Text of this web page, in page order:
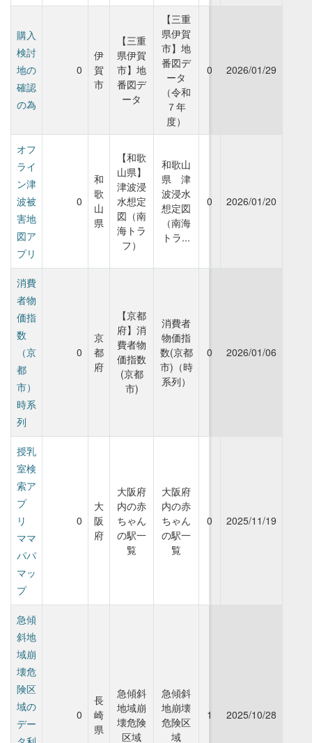
購入
検討
地の
確認
の為
0
伊
賀
市
【三重
県伊賀
市】地
番図デ
ータ
【三重
県伊賀
市】地
番図デ
ータ
（令和
７年
度）
0 2026/01/29
オフ
ライ
ン津
波被
害地
図ア
プリ
0
和
歌
山
県
【和歌
山県】
津波浸
水想定
図（南
海トラ
フ）
和歌山
県 津
波浸水
想定図
（南海
トラ...
0 2026/01/20
消費
者物
価指
数
（京
都
市）
時系
列
0
京
都
府
【京都
府】消
費者物
価指数
(京都
市)
消費者
物価指
数(京都
市)（時
系列）
0 2026/01/06
授乳
室検
索ア
プ
リ
ママ
パパ
マッ
プ
0
大
阪
府
大阪府
内の赤
ちゃん
の駅一
覧
大阪府
内の赤
ちゃん
の駅一
覧
0 2025/11/19
急傾
斜地
域崩
壊危
険区
域の
デー
0
長
崎
県
急傾斜
地域崩
壊危険
区域
急傾斜
地崩壊
危険区
域
1 2025/10/28